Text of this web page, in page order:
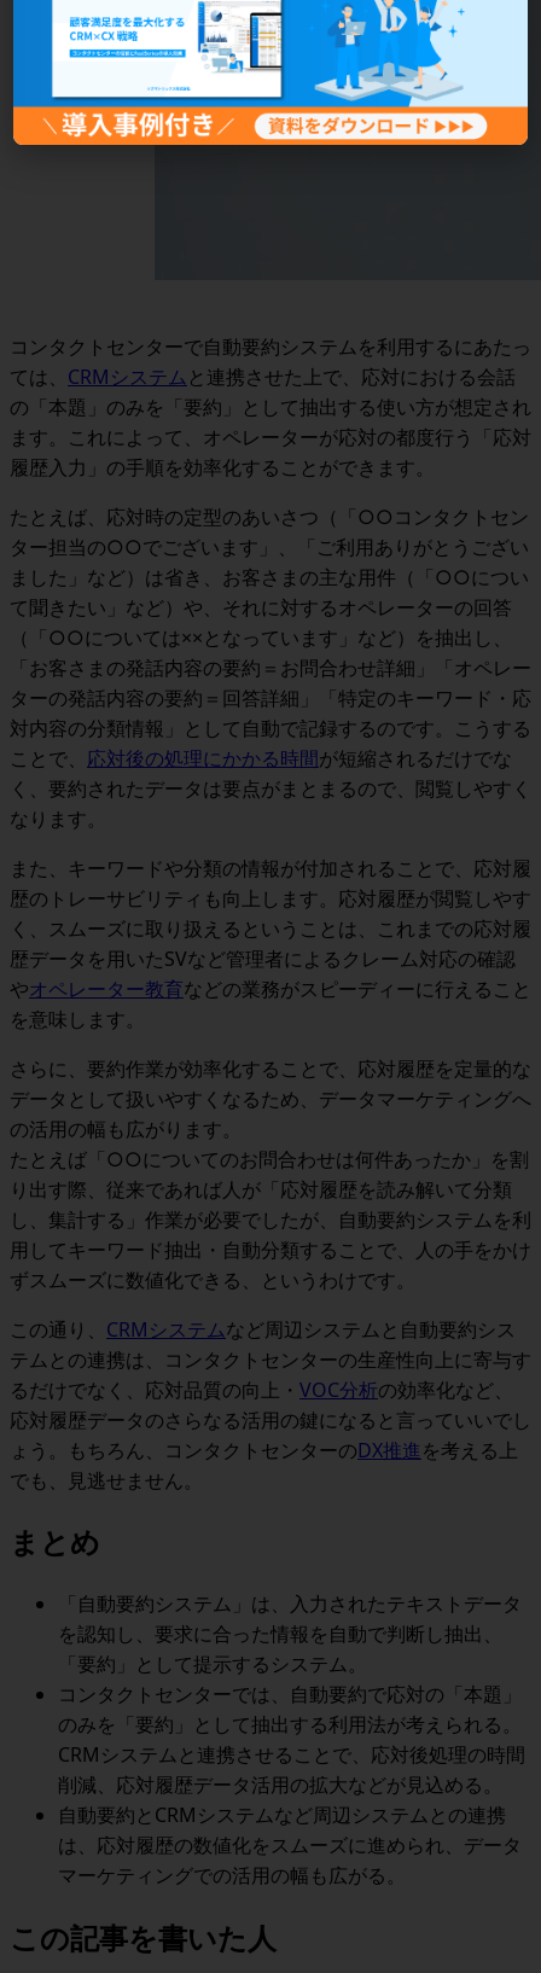
コンタクトセンターで自動要約システムを利用するにあたっ
ては、 CRMシステムと連携させた上で、応対における会話
の「本題」のみを「要約」として抽出する使い方が想定され
ます。これによって、 オペレーターが応対の都度行う「応対
履歴入力」の手順を効率化することができます。
たとえば、応対時の定型のあいさつ（「○○コンタクトセン
ター担当の○○でございます」、「ご利用ありがとうござい
ました」など）は省き、お客さまの主な用件（「○○につい
て聞きたい」など）や、それに対するオペレーターの回答
（「○○については××となっています」など）を抽出し、
「お客さまの発話内容の要約＝お問合わせ詳細」「オペレー
ターの発話内容の要約＝回答詳細」「特定のキーワード・応
対内容の分類情報」として自動で記録するのです。こうする
ことで、 応対後の処理にかかる時間が短縮されるだけでな
く、要約されたデータは要点がまとまるので、閲覧しやすく
なります。
また、 キーワードや分類の情報が付加されることで、応対履
歴のトレーサビリティも向上 します。応対履歴が閲覧しやす
く、スムーズに取り扱えるということは、これまでの応対履
歴データを用いたSVなど管理者によるクレーム対応の確認
やオペレーター教育などの業務がスピーディーに行えること
を意味します。
さらに、 要約作業が効率化することで、応対履歴を定量的な
データとして扱いやすくなるため、データマーケティングへ
の活用の幅も広がります。
たとえば「○○についてのお問合わせは何件あったか」を割
り出す際、従来であれば人が「応対履歴を読み解いて分類
し、集計する」作業が必要でしたが、自動要約システムを利
用してキーワード抽出・自動分類することで、人の手をかけ
ずスムーズに数値化できる、というわけです。
この通り、 CRMシステムなど周辺システムと自動要約シス
テムとの連携は、コンタクトセンターの生産性向上に寄与す
るだけでなく、 応対品質の向上・ VOC分析の効率化など、
応対履歴データのさらなる活用の鍵になると言っていいでし
ょう。もちろん、コンタクトセンターのDX推進を考える上
でも、見逃せません。
まとめ
「自動要約システム」は、
入力されたテキストデータ
を認知し、要求に合った情報を自動で判断し抽出、
「要約」として提示するシステム。
コンタクトセンターでは、自動要約で応対の「本題」
のみを「要約」として抽出する利用法が考えられる。
CRMシステムと連携させることで、 応対後処理の時間
削減、応対履歴データ活用の拡大などが見込める。
自動要約とCRMシステムなど周辺システムとの連携
は、 応対履歴の数値化をスムーズに進められ、データ
マーケティングでの活用の幅も広がる。
この記事を書いた人